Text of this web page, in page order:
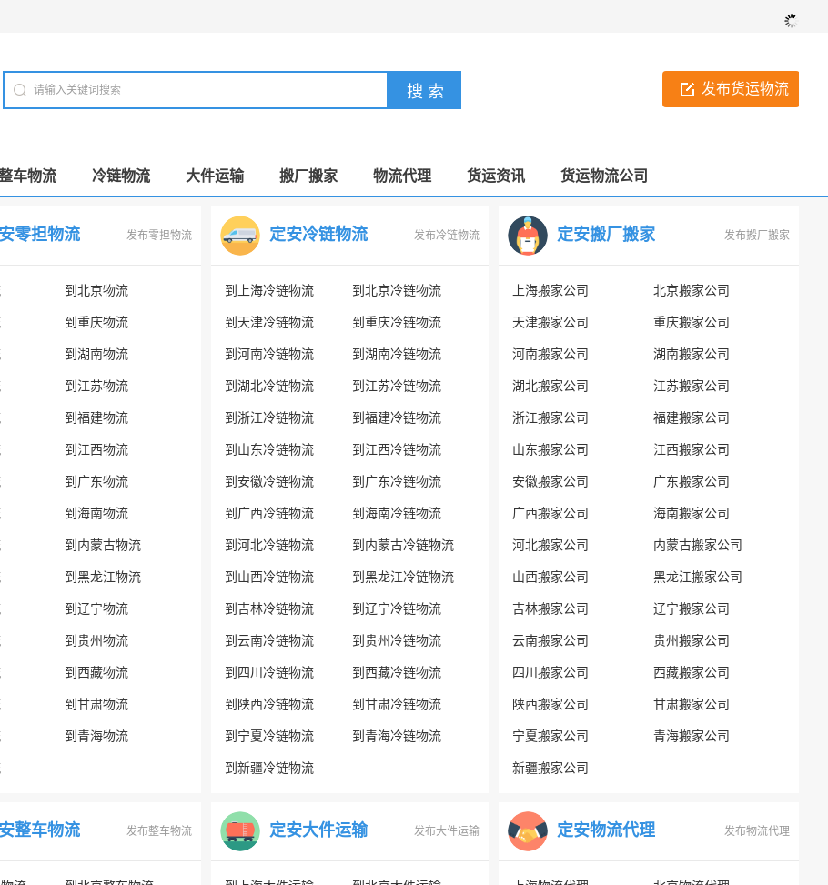
发布货运物流
车物流 冷链物流 大件运输 搬厂搬家 物流代理 货运资讯 货运物流公司
零担物流 发布零担物流
到北京物流
到重庆物流
到湖南物流
到江苏物流
到福建物流
到江西物流
到广东物流
到海南物流
到内蒙古物流
到黑龙江物流
到辽宁物流
到贵州物流
到西藏物流
到甘肃物流
到青海物流
整车物流 发布整车物流
定安冷链物流 发布冷链物流
到上海冷链物流 到北京冷链物流
到天津冷链物流 到重庆冷链物流
到河南冷链物流 到湖南冷链物流
到湖北冷链物流 到江苏冷链物流
到浙江冷链物流 到福建冷链物流
到山东冷链物流 到江西冷链物流
到安徽冷链物流 到广东冷链物流
到广西冷链物流 到海南冷链物流
到河北冷链物流 到内蒙古冷链物流
到山西冷链物流 到黑龙江冷链物流
到吉林冷链物流 到辽宁冷链物流
到云南冷链物流 到贵州冷链物流
到四川冷链物流 到西藏冷链物流
到陕西冷链物流 到甘肃冷链物流
到宁夏冷链物流 到青海冷链物流
到新疆冷链物流
定安大件运输 发布大件运输
定安搬厂搬家 发布搬厂搬家
上海搬家公司 北京搬家公司
天津搬家公司 重庆搬家公司
河南搬家公司 湖南搬家公司
湖北搬家公司 江苏搬家公司
浙江搬家公司 福建搬家公司
山东搬家公司 江西搬家公司
安徽搬家公司 广东搬家公司
广西搬家公司 海南搬家公司
河北搬家公司 内蒙古搬家公司
山西搬家公司 黑龙江搬家公司
吉林搬家公司 辽宁搬家公司
云南搬家公司 贵州搬家公司
四川搬家公司 西藏搬家公司
陕西搬家公司 甘肃搬家公司
宁夏搬家公司 青海搬家公司
新疆搬家公司
定安物流代理 发布物流代理